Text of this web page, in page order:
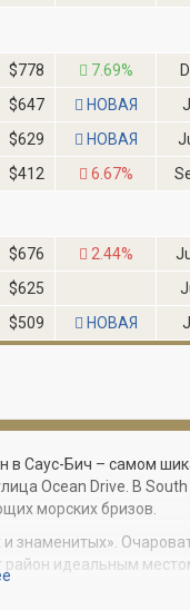
$778 7.69%
$647 НОВАЯ
$629 НОВАЯ
$412 6.67%
$676 2.44%
$625
$509 НОВАЯ
в Саус-Бич – самом
Ocean Drive. В South
морских бризов.
район идеальным